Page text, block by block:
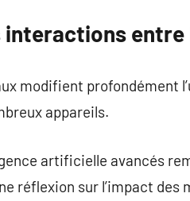
interactions
modifient profondément
appareils.
artificielle avancés
réflexion sur l’impact